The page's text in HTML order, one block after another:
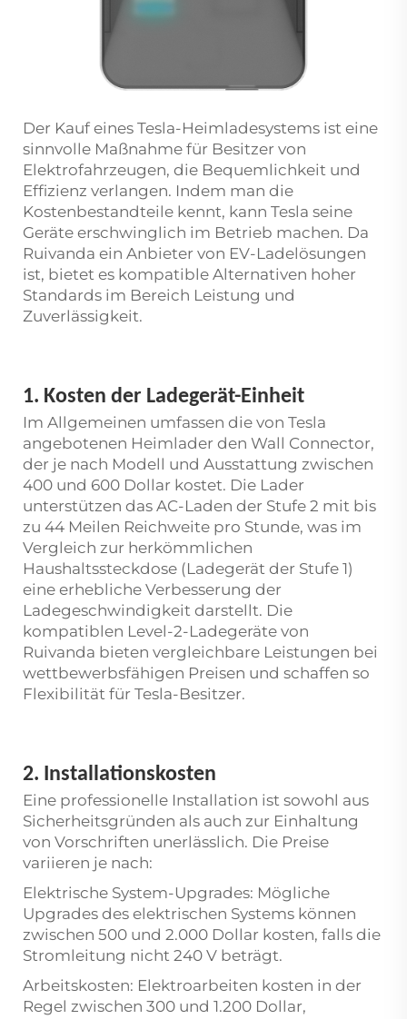
Der Kauf eines Tesla-Heimladesystems ist eine
sinnvolle Maßnahme für Besitzer von
Elektrofahrzeugen, die Bequemlichkeit und
Effizienz verlangen. Indem man die
Kostenbestandteile kennt, kann Tesla seine
Geräte erschwinglich im Betrieb machen. Da
Ruivanda ein Anbieter von EV-Ladelösungen
ist, bietet es kompatible Alternativen hoher
Standards im Bereich Leistung und
Zuverlässigkeit.
1. Kosten der Ladegerät-Einheit
Im Allgemeinen umfassen die von Tesla
angebotenen Heimlader den Wall Connector,
der je nach Modell und Ausstattung zwischen
400 und 600 Dollar kostet. Die Lader
unterstützen das AC-Laden der Stufe 2 mit bis
zu 44 Meilen Reichweite pro Stunde, was im
Vergleich zur herkömmlichen
Haushaltssteckdose (Ladegerät der Stufe 1)
eine erhebliche Verbesserung der
Ladegeschwindigkeit darstellt. Die
kompatiblen Level-2-Ladegeräte von
Ruivanda bieten vergleichbare Leistungen bei
wettbewerbsfähigen Preisen und schaffen so
Flexibilität für Tesla-Besitzer.
2. Installationskosten
Eine professionelle Installation ist sowohl aus
Sicherheitsgründen als auch zur Einhaltung
von Vorschriften unerlässlich. Die Preise
variieren je nach:
Elektrische System-Upgrades: Mögliche
Upgrades des elektrischen Systems können
zwischen 500 und 2.000 Dollar kosten, falls die
Stromleitung nicht 240 V beträgt.
Arbeitskosten: Elektroarbeiten kosten in der
Regel zwischen 300 und 1.200 Dollar,